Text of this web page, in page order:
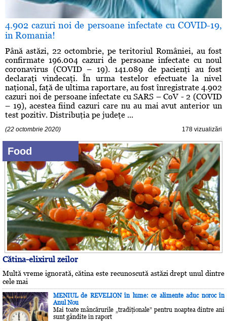
4.902 cazuri noi de persoane infectate cu COVID-19,
in Romania!
Până astăzi, 22 octombrie, pe teritoriul României, au fost
confirmate 196.004 cazuri de persoane infectate cu noul
coronavirus (COVID – 19). 141.089 de pacienţi au fost
declaraţi vindecaţi. În urma testelor efectuate la nivel
naţional, faţă de ultima raportare, au fost înregistrate 4.902
cazuri noi de persoane infectate cu SARS – CoV - 2 (COVID
– 19), acestea fiind cazuri care nu au mai avut anterior un
test pozitiv. Distribuţia pe judeţe ...
(22 octombrie 2020) 178 vizualizări
Food
Cătina-elixirul zeilor
Multă vreme ignorată, cătina este recunoscută astăzi drept unul dintre
cele mai
MENIUL de REVELION în lume: ce alimente aduc noroc în
Anul Nou
Mai toate mâncărurile „tradiţionale” pentru noaptea dintre ani
sunt gândite în raport